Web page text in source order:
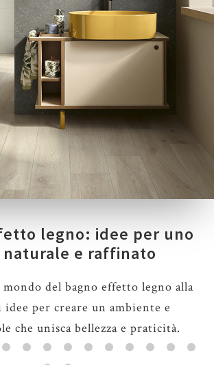
legno: idee per uno
e raffinato
del bagno effetto legno alla
per creare un ambiente e
che unisca bellezza e praticità.